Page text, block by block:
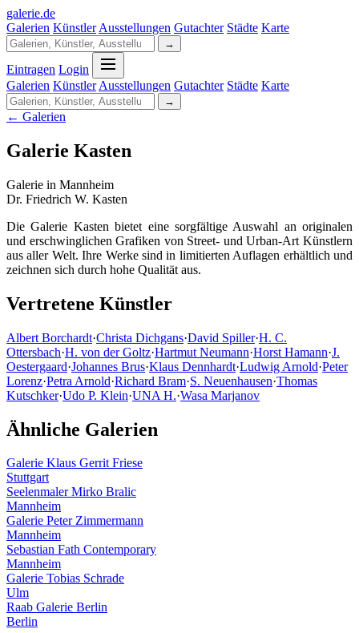
galerie.de
Galerien Künstler Ausstellungen Gutachter Städte Karte
→
Eintragen Login
Galerien Künstler Ausstellungen Gutachter Städte Karte
→
← Galerien
Galerie Kasten
Galerie in Mannheim
Dr. Friedrich W. Kasten
Die Galerie Kasten bietet eine sorgfältige Auswahl an originalen
und erschwinglichen Grafiken von Street- und Urban-Art Künstlern
aus aller Welt. Ihre Werke sind in limitierten Auflagen erhältlich und
zeichnen sich durch hohe Qualität aus.
Vertretene Künstler
Albert Borchardt·Christa Dichgans·David Spiller·H. C.
Ottersbach·H. von der Goltz·Hartmut Neumann·Horst Hamann·J.
Oestergaard·Johannes Brus·Klaus Dennhardt·Ludwig Arnold·Peter
Lorenz·Petra Arnold·Richard Bram·S. Neuenhausen·Thomas
Kutschker·Udo P. Klein·UNA H.·Wasa Marjanov
Ähnliche Galerien
Galerie Klaus Gerrit Friese
Stuttgart
Seelenmaler Mirko Bralic
Mannheim
Galerie Peter Zimmermann
Mannheim
Sebastian Fath Contemporary
Mannheim
Galerie Tobias Schrade
Ulm
Raab Galerie Berlin
Berlin